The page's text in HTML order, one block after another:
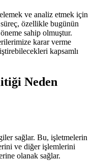
ve analiz etmek için
özellikle bugünün
sahip olmuştur.
karar verme
kapsamlı
Neden
sağlar. Bu, işletmelerin
ve diğer işlemlerini
olanak sağlar.